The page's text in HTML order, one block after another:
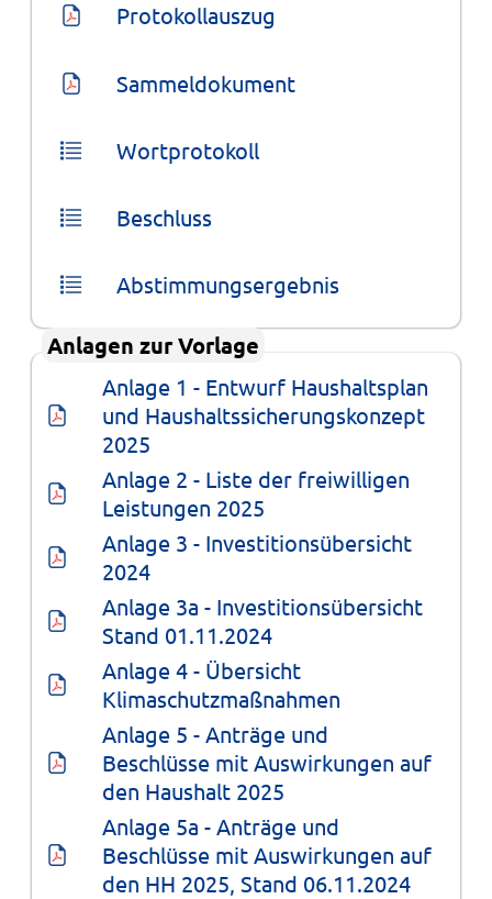
Protokollauszug
Sammeldokument
Wortprotokoll
Beschluss
Abstimmungsergebnis
Anlagen zur Vorlage
Anlage 1 - Entwurf Haushaltsplan
und Haushaltssicherungskonzept
2025
Anlage 2 - Liste der freiwilligen
Leistungen 2025
Anlage 3 - Investitionsübersicht
2024
Anlage 3a - Investitionsübersicht
Stand 01.11.2024
Anlage 4 - Übersicht
Klimaschutzmaßnahmen
Anlage 5 - Anträge und
Beschlüsse mit Auswirkungen auf
den Haushalt 2025
Anlage 5a - Anträge und
Beschlüsse mit Auswirkungen auf
den HH 2025, Stand 06.11.2024